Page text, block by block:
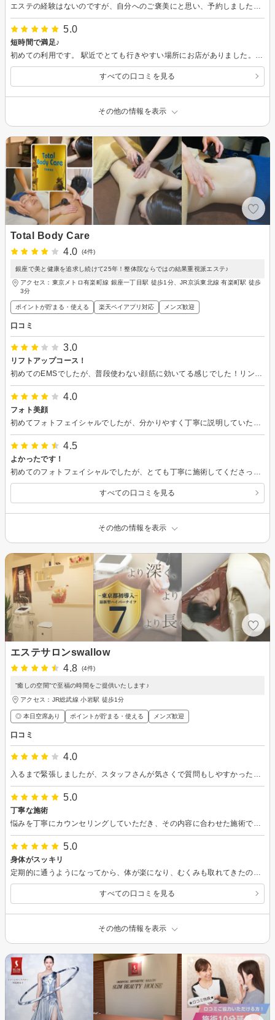
5.0
短時間で満足♪
すべての口コミを見る
その他の情報を表示
Total Body Care
4.0
(4件)
銀座で美と健康を追求し続けて25年！整体院ならではの結果重視派エステ♪
アクセス：東京メトロ有楽町線 銀座一丁目駅 徒歩1分、JR京浜東北線 有楽町駅 徒歩
3分
ポイントが貯まる・使える 楽天ペイアプリ対応 メンズ歓迎
口コミ
3.0
リフトアップコース！
4.0
フォト美顔
4.5
よかったです！
すべての口コミを見る
その他の情報を表示
エステサロンswallow
4.8
(4件)
”癒しの空間”で至福の時間をご提供いたします♪
アクセス：JR総武線 小岩駅 徒歩1分
◎ 本日空席あり ポイントが貯まる・使える メンズ歓迎
口コミ
4.0
5.0
丁寧な施術
5.0
身体がスッキリ
すべての口コミを見る
その他の情報を表示